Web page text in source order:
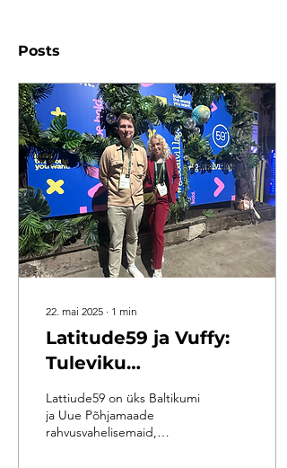
Posts
22. mai 2025 ∙ 1 min
Latitude59 ja Vuffy:
Tuleviku
tehnoloogiad
kohtuvad Tallinnas
Lattiude59 on üks Baltikumi
ja Uue Põhjamaade
rahvusvahelisemaid,